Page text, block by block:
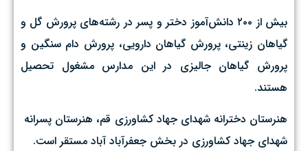
بیش از ۲۰۰ دانش‌آموز دختر و پسر در رشته‌های پرورش گل و
گیاهان زینتی، پرورش گیاهان دارویی، پرورش دام سنگین و
پرورش گیاهان جالیزی در این مدارس مشغول تحصیل
هستند.
هنرستان دخترانه شهدای جهاد کشاورزی قم، هنرستان پسرانه
شهدای جهاد کشاورزی در بخش جعفرآباد آباد مستقر است.